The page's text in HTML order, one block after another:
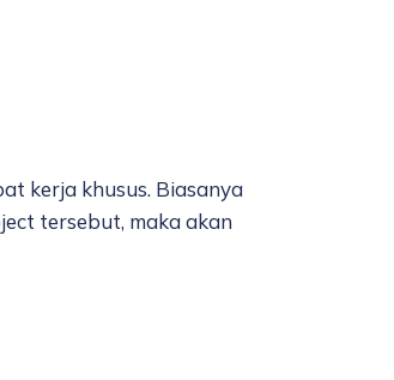
kerja khusus. Biasanya
tersebut, maka akan